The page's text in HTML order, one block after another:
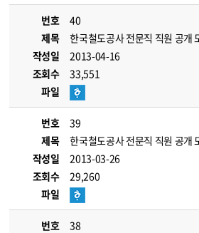
번호
40
제목
한국철도공사 전문직 직원 공개
작성일
2013-04-16
조회수
33,551
파일
번호
39
제목
한국철도공사 전문직 직원 공개
작성일
2013-03-26
조회수
29,260
파일
번호
38